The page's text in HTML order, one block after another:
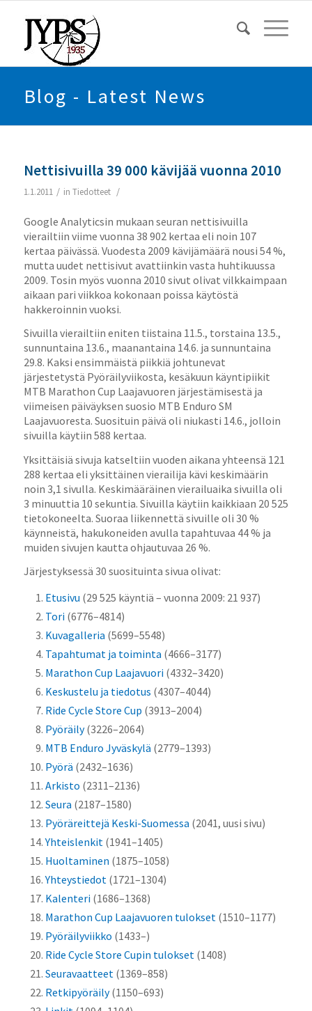
Blog - Latest News
Nettisivuilla 39 000 kävijää vuonna 2010
1.1.2011 / in Tiedotteet /
Google Analyticsin mukaan seuran nettisivuilla
vierailtiin viime vuonna 38 902 kertaa eli noin 107
kertaa päivässä. Vuodesta 2009 kävijämäärä nousi 54 %,
mutta uudet nettisivut avattiinkin vasta huhtikuussa
2009. Tosin myös vuonna 2010 sivut olivat vilkkaimpaan
aikaan pari viikkoa kokonaan poissa käytöstä
hakkeroinnin vuoksi.
Sivuilla vierailtiin eniten tiistaina 11.5., torstaina 13.5.,
sunnuntaina 13.6., maanantaina 14.6. ja sunnuntaina
29.8. Kaksi ensimmäistä piikkiä johtunevat
järjestetystä Pyöräilyviikosta, kesäkuun käyntipiikit
MTB Marathon Cup Laajavuoren järjestämisestä ja
viimeisen päiväyksen suosio MTB Enduro SM
Laajavuoresta. Suosituin päivä oli niukasti 14.6., jolloin
sivuilla käytiin 588 kertaa.
Yksittäisiä sivuja katseltiin vuoden aikana yhteensä 121
288 kertaa eli yksittäinen vierailija kävi keskimäärin
noin 3,1 sivulla. Keskimääräinen vierailuaika sivuilla oli
3 minuuttia 10 sekuntia. Sivuilla käytiin kaikkiaan 20 525
tietokoneelta. Suoraa liikennettä sivuille oli 30 %
käynneistä, hakukoneiden avulla tapahtuvaa 44 % ja
muiden sivujen kautta ohjautuvaa 26 %.
Järjestyksessä 30 suosituinta sivua olivat:
Etusivu (29 525 käyntiä – vuonna 2009: 21 937)
Tori(6776–4814)
Kuvagalleria (5699–5548)
Tapahtumat ja toiminta (4666–3177)
Marathon Cup Laajavuori(4332–3420)
Keskustelu ja tiedotus (4307–4044)
Ride Cycle Store Cup (3913–2004)
Pyöräily(3226–2064)
MTB Enduro Jyväskylä (2779–1393)
Pyörä (2432–1636)
Arkisto (2311–2136)
Seura (2187–1580)
Pyöräreittejä Keski-Suomessa (2041, uusi sivu)
Yhteislenkit (1941–1405)
Huoltaminen (1875–1058)
Yhteystiedot (1721–1304)
Kalenteri(1686–1368)
Marathon Cup Laajavuoren tulokset (1510–1177)
Pyöräilyviikko (1433–)
Ride Cycle Store Cupin tulokset (1408)
Seuravaatteet (1369–858)
Retkipyöräily(1150–693)